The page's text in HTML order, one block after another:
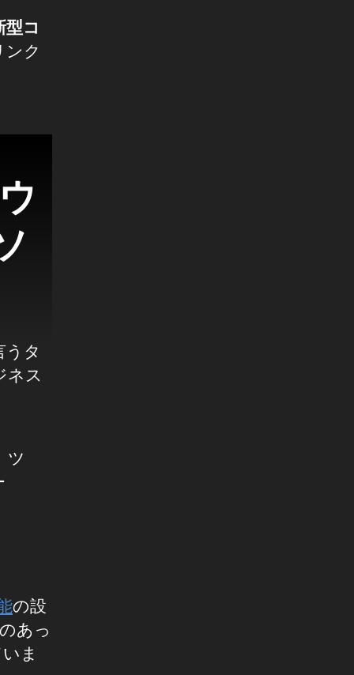
コ
ンク
うタ
ネス
ツ
の設
あっ
ま